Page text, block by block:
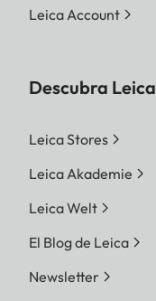
Leica Account
Descubra Leica
Leica Stores
Leica Akademie
Leica Welt
El Blog de Leica
Newsletter